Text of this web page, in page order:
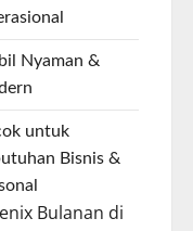
Nyaman &
untuk
Bisnis &
Bulanan di